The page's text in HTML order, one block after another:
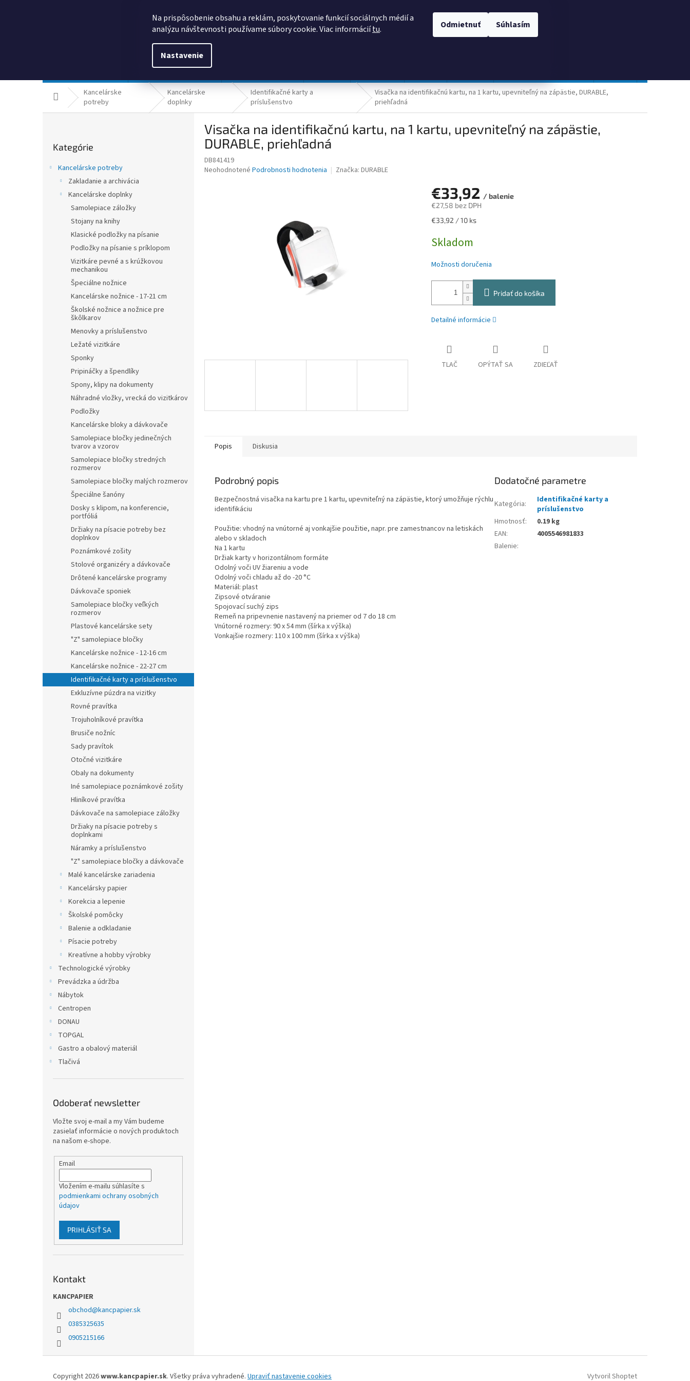
Na prispôsobenie obsahu a reklám, poskytovanie funkcií sociálnych médií a
analýzu návštevnosti používame súbory cookie. Viac informáciítu.
Nastavenie
Odmietnuť Súhlasím
DomovKancelárske
potreby
Kancelárske
doplnky
Identifikačné karty a
príslušenstvo
Visačka na identifikačnú kartu, na 1 kartu, upevniteľný na zápästie, DURABLE,
priehľadná
kategórie
Kategórie
Kancelárske potreby
Zakladanie a archivácia
Kancelárske doplnky
Samolepiace záložky
Stojany na knihy
Klasické podložky na písanie
Podložky na písanie s príklopom
Vizitkáre pevné a s krúžkovou
mechanikou
Špeciálne nožnice
Kancelárske nožnice - 17-21 cm
Školské nožnice a nožnice pre
škôlkarov
Menovky a príslušenstvo
Ležaté vizitkáre
Sponky
Pripináčky a špendlíky
Spony, klipy na dokumenty
Náhradné vložky, vrecká do vizitkárov
Podložky
Kancelárske bloky a dávkovače
Samolepiace bločky jedinečných
tvarov a vzorov
Samolepiace bločky stredných
rozmerov
Samolepiace bločky malých rozmerov
Špeciálne šanóny
Dosky s klipom, na konferencie,
portfóliá
Držiaky na písacie potreby bez
doplnkov
Poznámkové zošity
Stolové organizéry a dávkovače
Drôtené kancelárske programy
Dávkovače sponiek
Samolepiace bločky veľkých
rozmerov
Plastové kancelárske sety
"Z" samolepiace bločky
Kancelárske nožnice - 12-16 cm
Kancelárske nožnice - 22-27 cm
Identifikačné karty a príslušenstvo
Exkluzívne púzdra na vizitky
Rovné pravítka
Trojuholníkové pravítka
Brusiče nožníc
Sady pravítok
Otočné vizitkáre
Obaly na dokumenty
Iné samolepiace poznámkové zošity
Hliníkové pravítka
Dávkovače na samolepiace záložky
Držiaky na písacie potreby s
doplnkami
Náramky a príslušenstvo
"Z" samolepiace bločky a dávkovače
Malé kancelárske zariadenia
Kancelársky papier
Korekcia a lepenie
Školské pomôcky
Balenie a odkladanie
Písacie potreby
Kreatívne a hobby výrobky
Technologické výrobky
Prevádzka a údržba
Nábytok
Centropen
DONAU
TOPGAL
Gastro a obalový materiál
Tlačivá
Odoberať newsletter
Vložte svoj e-mail a my Vám budeme
zasielať informácie o nových produktoch
na našom e-shope.
Email
Vložením e-mailu súhlasíte s
podmienkami ochrany osobných
údajov
PRIHLÁSIŤ SA
Kontakt
KANCPAPIER
obchod@kancpapier.sk
0385325635
0905215166
Visačka na identifikačnú kartu, na 1 kartu, upevniteľný na zápästie,
DURABLE, priehľadná
DB841419
Priemerné
Neohodnotené Podrobnosti hodnotenia Značka: DURABLE
€33,92 / balenie
€27,58 bez DPH
Jednotková
€33,92 / 10 ks
Skladom
Možnosti doručenia
Pridať do košíka
Detailné informácie
TLAČ OPÝTAŤ SA ZDIEĽAŤ
Popis Diskusia
Podrobný popis
Bezpečnostná visačka na kartu pre 1 kartu, upevniteľný na zápästie, ktorý umožňuje rýchlu
identifikáciu
Použitie: vhodný na vnútorné aj vonkajšie použitie, napr. pre zamestnancov na letiskách
alebo v skladoch
Na 1 kartu
Držiak karty v horizontálnom formáte
Odolný voči UV žiareniu a vode
Odolný voči chladu až do -20 °C
Materiál: plast
Zipsové otváranie
Spojovací suchý zips
Remeň na pripevnenie nastavený na priemer od 7 do 18 cm
Vnútorné rozmery: 90 x 54 mm (šírka x výška)
Vonkajšie rozmery: 110 x 100 mm (šírka x výška)
Dodatočné parametre
Kategória:
Identifikačné karty a
príslušenstvo
Hmotnosť:
0.19 kg
EAN:
4005546981833
Balenie:
Vytvoril Shoptet
Copyright 2026www.kancpapier.sk. Všetky práva vyhradené. Upraviť nastavenie cookies